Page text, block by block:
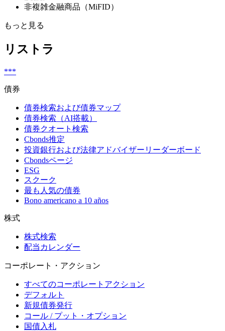
非複雑金融商品（MiFID）
もっと見る
リストラ
***
債券
債券検索および債券マップ
債券検索（AI搭載）
債券クオート検索
Cbonds推定
投資銀行および法律アドバイザーリーダーボード
Cbondsページ
ESG
スクーク
最も人気の債券
Bono americano a 10 años
株式
株式検索
配当カレンダー
コーポレート・アクション
すべてのコーポレートアクション
デフォルト
新規債券発行
コール / プット・オプション
国債入札